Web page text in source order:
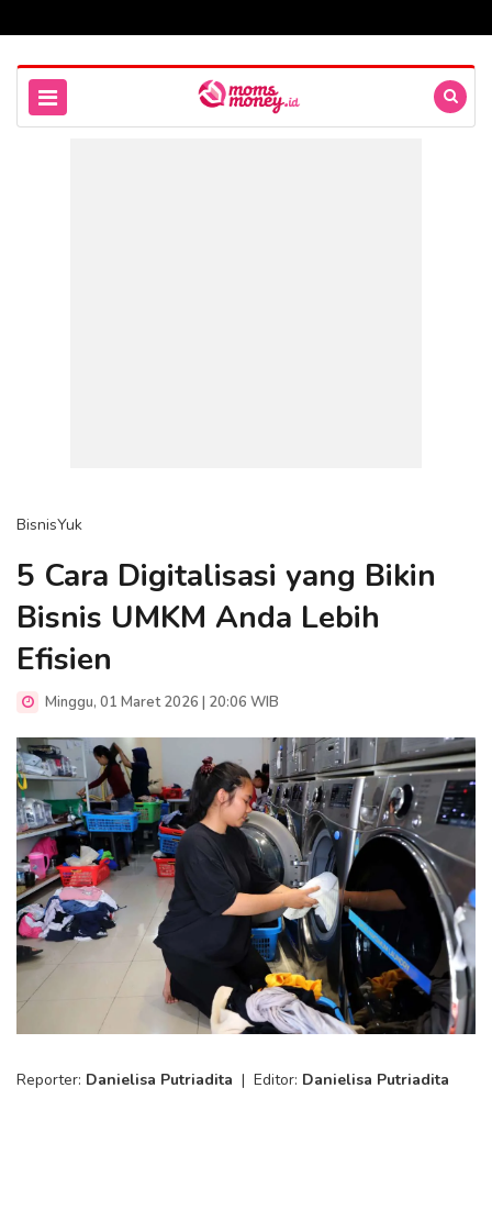
BisnisYuk
5 Cara Digitalisasi yang Bikin
Bisnis UMKM Anda Lebih
Efisien
Minggu, 01 Maret 2026 | 20:06 WIB
Reporter: Danielisa Putriadita | Editor: Danielisa Putriadita